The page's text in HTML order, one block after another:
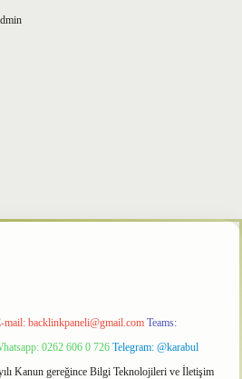
mail: backlinkpaneli@gmail.com Teams:
0262 606 0 726 Telegram: @karabul
Kanun gereğince Bilgi Teknolojileri ve İletişim